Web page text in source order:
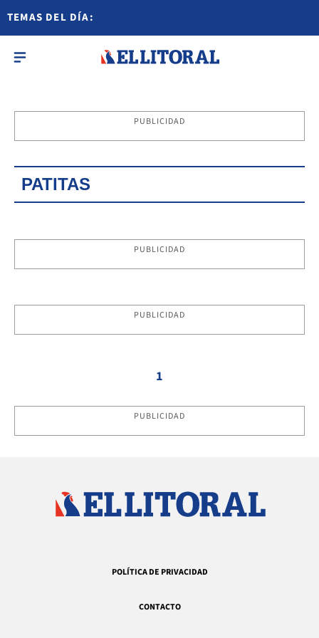
TEMAS DEL DÍA:
PUBLICIDAD
PATITAS
PUBLICIDAD
PUBLICIDAD
1
PUBLICIDAD
POLÍTICA DE PRIVACIDAD
CONTACTO